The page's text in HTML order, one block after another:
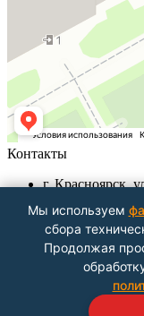
Мы используем
сбора
Продолжая
Контакты
г. Красноярск,
Пн-Пт 9.00 -
info@znak-
Посмотреть на